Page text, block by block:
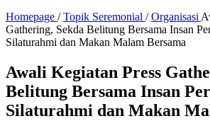
Homepage / Topik Seremonial / Organisasi
Gathering, Sekda Belitung Bersama Insan
Silaturahmi dan Makan Malam Bersama
Awali Kegiatan Press
Belitung Bersama Insan
Silaturahmi dan Makan